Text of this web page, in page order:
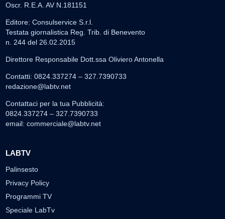
Oscr. R.E.A. AV N.181151
Editore: Consulservice S.r.l.
Testata giornalistica Reg. Trib. di Benevento
n. 244 del 26.02.2015
Direttore Responsabile Dott.ssa Oliviero Antonella
Contatti: 0824.337274 – 327.7390733
redazione@labtv.net
Contattaci per la tua Pubblicità:
0824.337274 – 327.7390733
email: commerciale@labtv.net
LABTV
Palinsesto
Privacy Policy
Programmi TV
Speciale LabTv